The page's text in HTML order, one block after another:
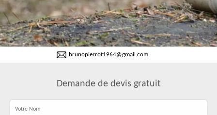
brunopierrot1964@gmail.com
Demande de devis gratuit